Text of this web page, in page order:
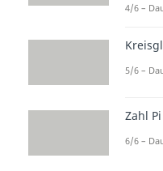
4/6 –
5/6 –
Zahl Pi
6/6 –